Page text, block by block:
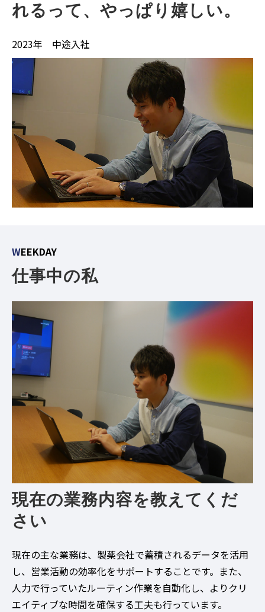
れるって、やっぱり嬉しい。
2023年 中途入社
WEEKDAY
仕事中の私
現在の業務内容を教えてくだ
さい
現在の主な業務は、製薬会社で蓄積されるデータを活用
し、営業活動の効率化をサポートすることです。また、
人力で行っていたルーティン作業を自動化し、よりクリ
エイティブな時間を確保する工夫も行っています。